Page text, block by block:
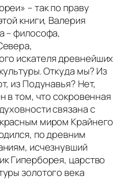
– так по праву
книги, Валерия
– философа,
искателя древнейших
Откуда мы? Из
из Подунавья? Нет,
в том, что сокровенная
связана с
миром Крайнего
по древним
исчезнувший
Гиперборея, царство
золотого века